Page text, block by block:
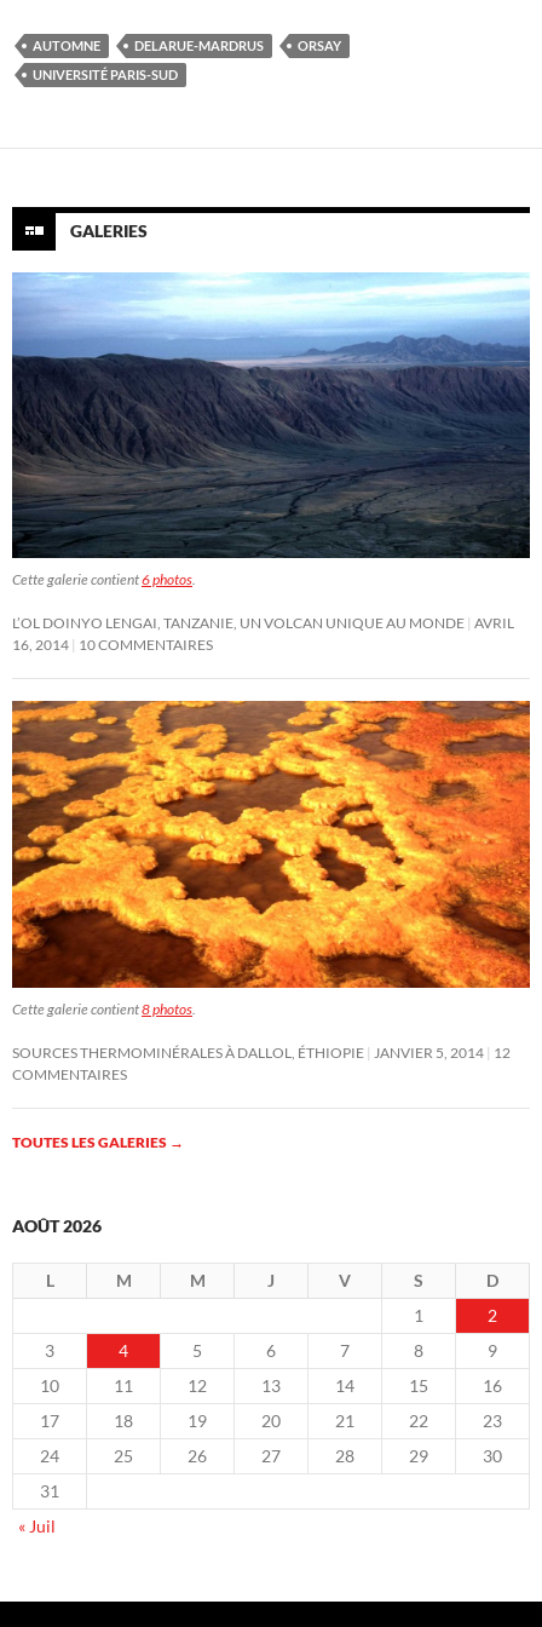
AUTOMNE DELARUE-MARDRUS
ORSAY
UNIVERSITÉ PARIS-SUD
GALERIES
Cette galerie contient6 photos.
L’OL DOINYO LENGAI, TANZANIE, UN VOLCAN UNIQUE AU MONDE AVRIL
16, 2014 10 COMMENTAIRES
Cette galerie contient8 photos.
SOURCES THERMOMINÉRALES À DALLOL, ÉTHIOPIE JANVIER 5, 2014 12
COMMENTAIRES
TOUTES LES GALERIES →
AOÛT 2026
L M M J V S
D
1
2
3
4 5 6 7 8
9
10
11 12 13 14 15
16
17
18 19 20 21 22
23
24
25 26 27 28 29
30
31
« Juil